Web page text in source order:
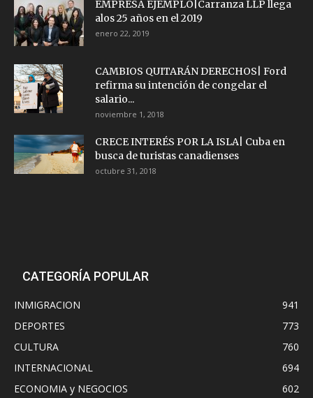
EMPRESA EJEMPLO|Carranza LLP llega
alos 25 años en el 2019
enero 22, 2019
CAMBIOS QUITARÁN DERECHOS| Ford
refirma su intención de congelar el
salario...
noviembre 1, 2018
CRECE INTERÉS POR LA ISLA| Cuba en
busca de turistas canadienses
octubre 31, 2018
CATEGORÍA POPULAR
INMIGRACION
941
DEPORTES
773
CULTURA
760
INTERNACIONAL
694
ECONOMIA y NEGOCIOS
602